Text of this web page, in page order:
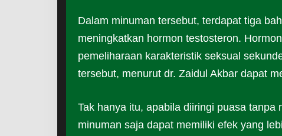
Dalam minuman tersebut, terdapat tiga
meningkatkan hormon testosteron.
pemeliharaan karakteristik seksual
tersebut, menurut dr. Zaidul Akbar dapat
Tak hanya itu, apabila diiringi puasa
minuman saja dapat memiliki efek yang